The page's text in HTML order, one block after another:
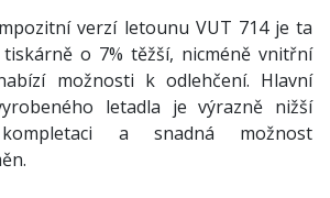
verzí letounu VUT 714 je ta
o 7% těžší, nicméně vnitřní
možnosti k odlehčení. Hlavní
letadla je výrazně nižší
a snadná možnost